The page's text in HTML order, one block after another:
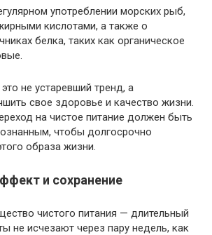
употреблении морских рыб,
кислотами, а также о
белка, таких как органическое
не устаревший тренд, а
свое здоровье и качество жизни.
на чистое питание должен быть
чтобы долгосрочно
образа жизни.
и сохранение
чистого питания — длительный
не исчезают через пару недель, как